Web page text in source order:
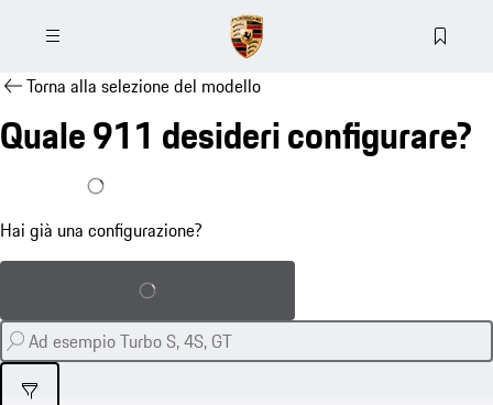
Torna alla selezione del modello
Quale 911 desideri configurare?
Ho già una configurazione
Hai già una configurazione?
Carica la configurazione salvata
Filtro